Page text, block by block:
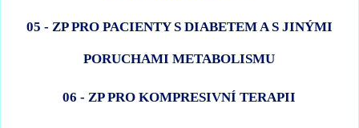
05 - ZP PRO PACIENTY S DIABETEM A S JINÝMI
PORUCHAMI METABOLISMU
06 - ZP PRO KOMPRESIVNÍ TERAPII